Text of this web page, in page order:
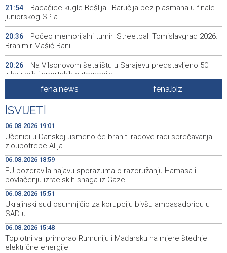
21:54
Bacačice kugle Bešlija i Baručija bez plasmana u finale
juniorskog SP-a
20:36
Počeo memorijalni turnir 'Streetball Tomislavgrad 2026.
Branimir Mašić Bani'
20:26
Na Vilsonovom šetalištu u Sarajevu predstavljeno 50
luksuznih i sportskih automobila
Announcement of events for Friday, 7 August 2026
19:55
Drugi Festival bakri okupio mještane i posjetitelje kod
Livna
19:45
Novi Travnik receives first direct EU funding for UNESCO
heritage project
19:33
Crishock: OHR maintains an open dialogue with all
political stakeholders in BiH
19:32
Velika nagrada Britanije ostaje u MotoGP kalendaru do
2028. godine
19:29
Španska krajnja ljevica i desnica ujedinjene protiv
Maroka kao suorganizatora SP 2030.
fena.news fena.biz
SVIJET
06.08.2026 19:01
Učenici u Danskoj usmeno će braniti radove radi sprečavanja
zloupotrebe AI-ja
06.08.2026 18:59
EU pozdravila najavu sporazuma o razoružanju Hamasa i
povlačenju izraelskih snaga iz Gaze
06.08.2026 15:51
Ukrajinski sud osumnjičio za korupciju bivšu ambasadoricu u
SAD-u
06.08.2026 15:48
Toplotni val primorao Rumuniju i Mađarsku na mjere štednje
električne energije